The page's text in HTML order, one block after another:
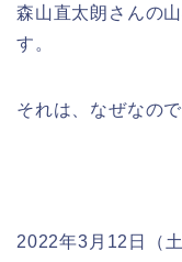
森山直太朗さんの
す。
それは、なぜなの
2022年3月12日（